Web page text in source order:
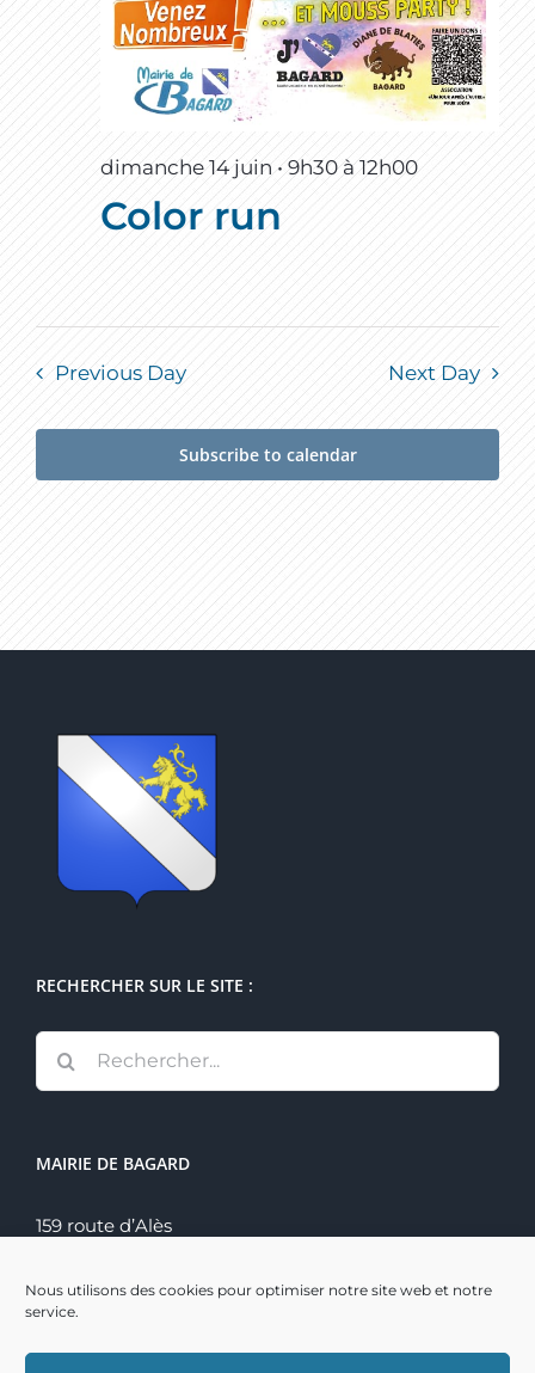
Nous utilisons des cookies pour optimiser notre site web et notre
service.
dimanche 14 juin • 9h30 à12h00
Color run
Previous Day Next Day
Subscribe to calendar
RECHERCHER SUR LE SITE :
MAIRIE DE BAGARD
159 route d’Alès
Tél. : 04 66 60 70 22